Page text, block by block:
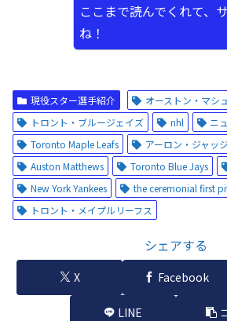
ここまで読んでくれて、
ね！
現役スター選手紹介
オーストン・マシ
トロント・ブルージェイズ
nhl
ニ
Toronto Maple Leafs
アーロン・ジャッジ
Auston Matthews
Toronto Blue Jays
New York Yankees
the ceremonial first
トロント・メイプルリーフス
シェアする
X Facebook
LINE